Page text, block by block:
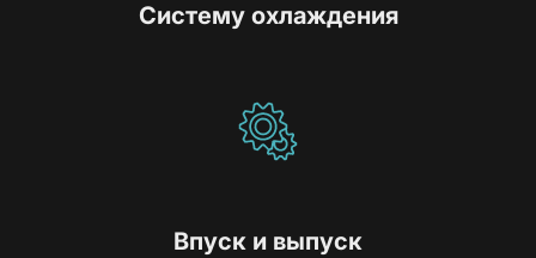
Систему охлаждения
Впуск и выпуск